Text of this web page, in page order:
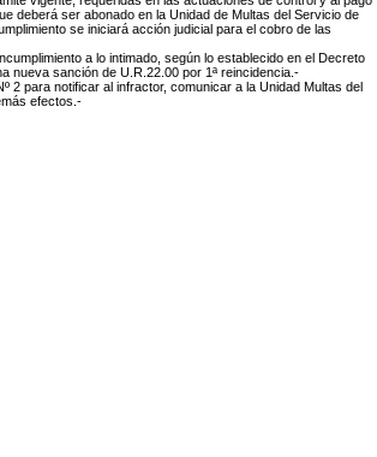
deberá ser abonado en la Unidad de Multas del Servicio de
se iniciará acción judicial para el cobro de las
a lo intimado, según lo establecido en el Decreto
nueva sanción de U.R.22.00 por 1ª reincidencia.-
2 para notificar al infractor, comunicar a la Unidad Multas del
efectos.-